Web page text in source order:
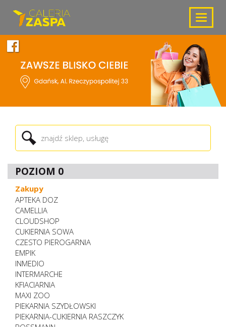
Toggle
POZIOM 0
Zakupy
APTEKA DOZ
CAMELLIA
CLOUDSHOP
CUKIERNIA SOWA
CZESTO PIEROGARNIA
EMPIK
INMEDIO
INTERMARCHE
KFIACIARNIA
MAXI ZOO
PIEKARNIA SZYDŁOWSKI
PIEKARNIA-CUKIERNIA RASZCZYK